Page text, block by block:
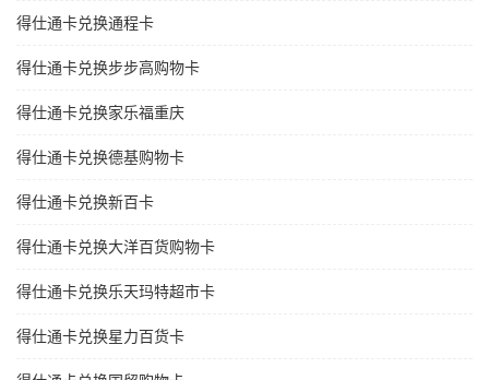
得仕通卡兑换通程卡
得仕通卡兑换步步高购物卡
得仕通卡兑换家乐福重庆
得仕通卡兑换德基购物卡
得仕通卡兑换新百卡
得仕通卡兑换大洋百货购物卡
得仕通卡兑换乐天玛特超市卡
得仕通卡兑换星力百货卡